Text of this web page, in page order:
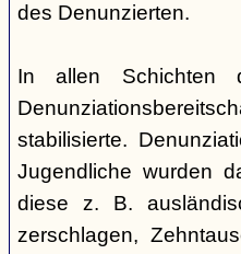
des Denunzierten.
In allen Schichten
stabilisierte.
Jugendliche wurden
diese z. B.
zerschlagen,